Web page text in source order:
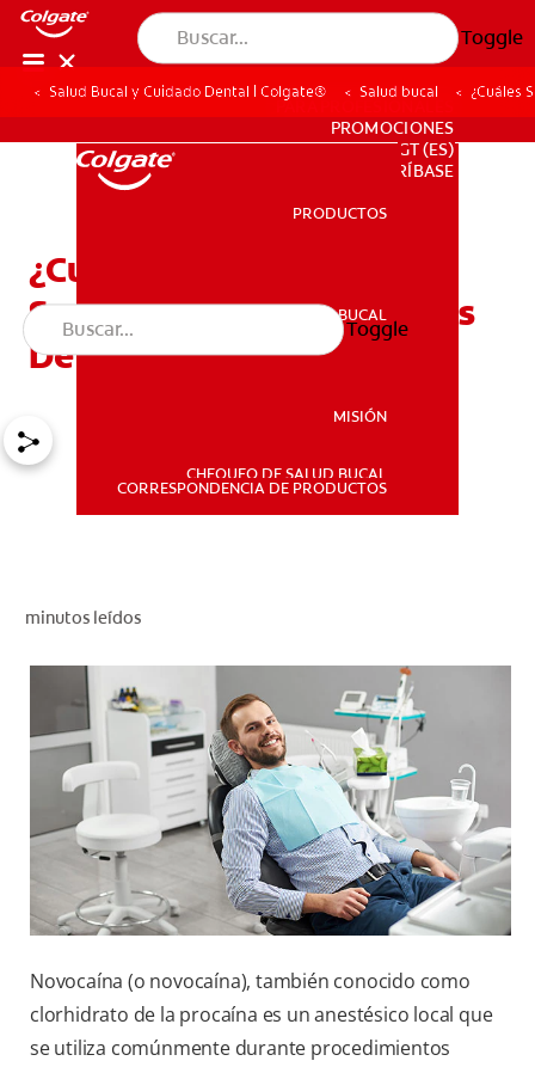
Toggle
SALUD BUCAL
PARA PROFESIONALES
PROMOCIONES
GT (ES)
SUSCRÍBASE
PARA PROFESIONALES
PROMOCIONES
GT (ES)
SUSCRÍBASE
PRODUCTOS
SALUD BUCAL
MISIÓN
CHEQUEO DE SALUD BUCAL
CORRESPONDENCIA DE PRODUCTOS
Toggle
Salud Bucal y Cuidado Dental | Colgate® Salud bucal ¿Cuáles
¿Cuáles Son Los Efectos
Secundarios Más Comunes
De La Novocaína?
minutos leídos
Novocaína (o novocaína), también conocido como
clorhidrato de la procaína es un anestésico local que
se utiliza comúnmente durante procedimientos